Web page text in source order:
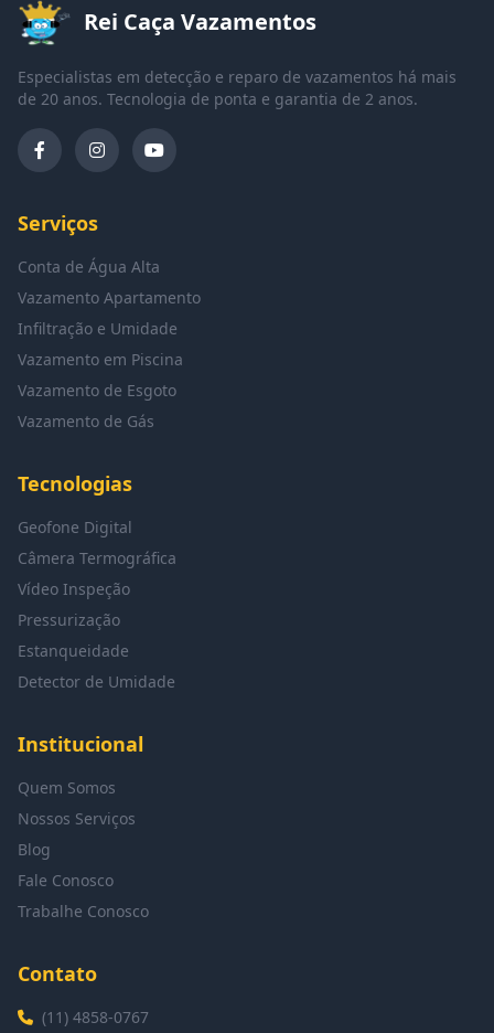
Rei Caça Vazamentos
Especialistas em detecção e reparo de vazamentos há mais
de 20 anos. Tecnologia de ponta e garantia de 2 anos.
Serviços
Conta de Água Alta
Vazamento Apartamento
Infiltração e Umidade
Vazamento em Piscina
Vazamento de Esgoto
Vazamento de Gás
Tecnologias
Geofone Digital
Câmera Termográfica
Vídeo Inspeção
Pressurização
Estanqueidade
Detector de Umidade
Institucional
Quem Somos
Nossos Serviços
Blog
Fale Conosco
Trabalhe Conosco
Contato
(11) 4858-0767